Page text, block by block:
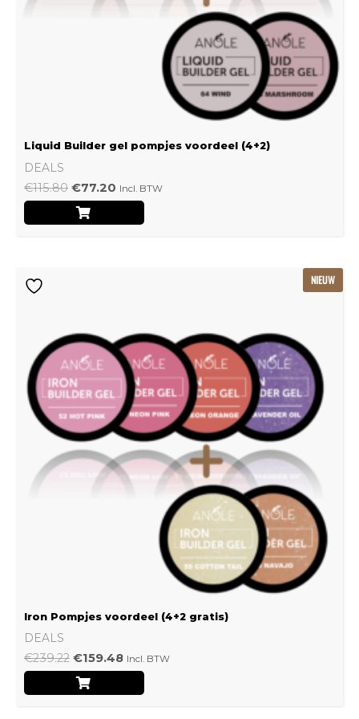
Liquid Builder gel pompjes voordeel (4+2)
DEALS
€115.80 €77.20 Incl. BTW
NIEUW
Iron Pompjes voordeel (4+2 gratis)
DEALS
€239.22 €159.48 Incl. BTW